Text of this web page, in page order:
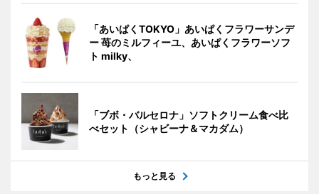
「あいぱくTOKYO」あいぱくフラワーサンデ
ー 苺のミルフィーユ、あいぱくフラワーソフ
ト milky、
「ブボ・バルセロナ」ソフトクリーム食べ比
べセット（シャビーナ＆マカダム）
もっと見る